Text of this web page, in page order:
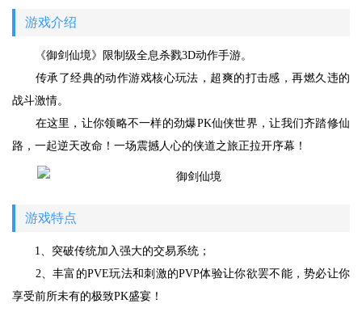
游戏介绍
《御剑仙境》限制级全息杀戮3D动作手游。
传承了经典的动作游戏核心玩法，超爽的打击感，再燃久违的
战斗激情。
在这里，让你领略不一样的劲爆PK仙侠世界，让我们齐踏修仙
路，一起逆天改命！一场震撼人心的侠道之旅正拉开序幕！
游戏特点
1、突破传统加入强大的交易系统；
2、丰富的PVE玩法和刺激的PVP体验让你欲罢不能，势必让你
享受前所未有的极致PK盛宴！